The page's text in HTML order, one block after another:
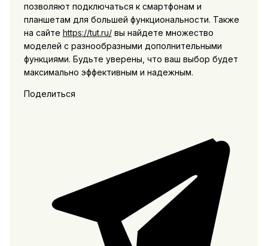
позволяют подключаться к смартфонам и
планшетам для большей функциональности. Также
на сайте https://tut.ru/вы найдете множество
моделей с разнообразными дополнительными
функциями. Будьте уверены, что ваш выбор будет
максимально эффективным и надежным.
Поделиться